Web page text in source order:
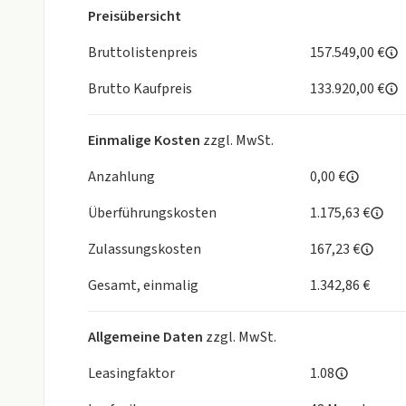
Steuerung EfficientDynamics
M Sportabgasanlage
M Sportdifferenzial
Integral-Aktivlenkung
Komfortzugang
M Sportbremse, rot hochglänzend
M Leuchten Shadow Line
M Hochglanz Shadow Line mit erweiterten
Fußmatten in Velours
Warndreieck und Verbandkasten
Erweitertes Außenspiegelpaket
Preisübersicht
Bruttolistenpreis
157.549,00 €
Brutto Kaufpreis
133.920,00 €
Einmalige Kosten zzgl. MwSt.
Anzahlung
0,00 €
Überführungskosten
1.175,63 €
Zulassungskosten
167,23 €
Gesamt, einmalig
1.342,86 €
Allgemeine Daten zzgl. MwSt.
Leasingfaktor
1.08